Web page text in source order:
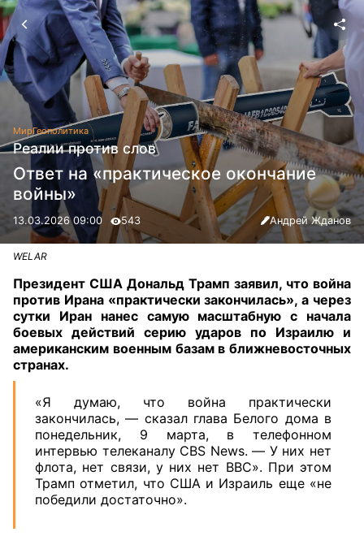
МирГеополитика
Реалии против слов
Ответ на «практическое окончание
войны»
13.03.2026 09:00 543 Андрей Жданов
WELAR
Президент США Дональд Трамп заявил, что война
против Ирана «практически закончилась», а через
сутки Иран нанес самую масштабную с начала
боевых действий серию ударов по Израилю и
американским военным базам в ближневосточных
странах.
«Я думаю, что война практически
закончилась, — сказал глава Белого дома в
понедельник, 9 марта, в телефонном
интервью телеканалу CBS News. — У них нет
флота, нет связи, у них нет ВВС». При этом
Трамп отметил, что США и Израиль еще «не
победили достаточно».